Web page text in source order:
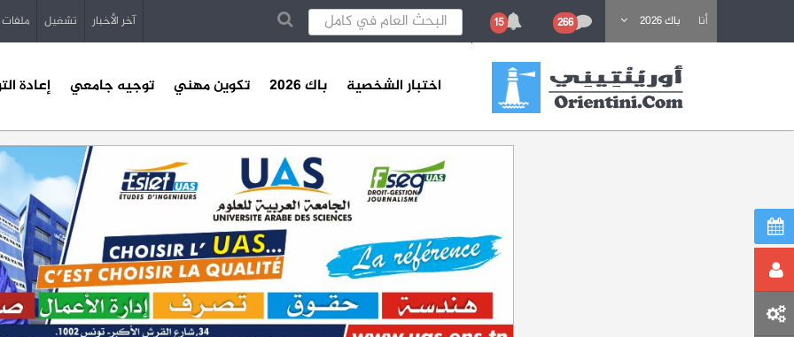
أنا باك 2026
باحث عن تكوين
266
15 آخر الأخبار تشغيل ملفات
اختبار الشخصية باك 2026 تكوين مهني توجيه جامعي إعادة